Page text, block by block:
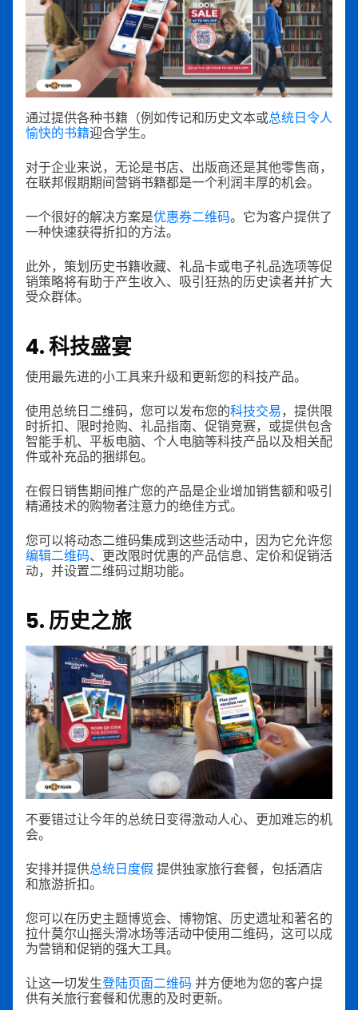
通过提供各种书籍（例如传记和历史文本或总统日令人
愉快的书籍迎合学生。
对于企业来说，无论是书店、出版商还是其他零售商，
在联邦假期期间营销书籍都是一个利润丰厚的机会。
一个很好的解决方案是优惠券二维码。它为客户提供了
一种快速获得折扣的方法。
此外，策划历史书籍收藏、礼品卡或电子礼品选项等促
销策略将有助于产生收入、吸引狂热的历史读者并扩大
受众群体。
4. 科技盛宴
使用最先进的小工具来升级和更新您的科技产品。
使用总统日二维码，您可以发布您的科技交易，提供限
时折扣、限时抢购、礼品指南、促销竞赛，或提供包含
智能手机、平板电脑、个人电脑等科技产品以及相关配
件或补充品的捆绑包。
在假日销售期间推广您的产品是企业增加销售额和吸引
精通技术的购物者注意力的绝佳方式。
您可以将动态二维码集成到这些活动中，因为它允许您
编辑二维码、更改限时优惠的产品信息、定价和促销活
动，并设置二维码过期功能。
5. 历史之旅
不要错过让今年的总统日变得激动人心、更加难忘的机
会。
安排并提供总统日度假提供独家旅行套餐，包括酒店
和旅游折扣。
您可以在历史主题博览会、博物馆、历史遗址和著名的
拉什莫尔山摇头滑冰场等活动中使用二维码，这可以成
为营销和促销的强大工具。
让这一切发生登陆页面二维码 并方便地为您的客户提
供有关旅行套餐和优惠的及时更新。